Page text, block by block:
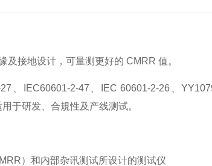
接地设计，可量测更好的 CMRR 值。
IEC60601-2-47、IEC 60601-2-26、
于研发、合規性及产线测试。
）和内部杂讯测试所设计的测试仪